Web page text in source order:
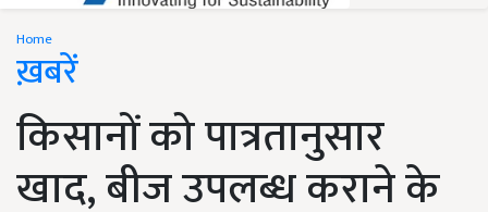
Home
ख़बरें
किसानों को पात्रतानुसार
खाद, बीज उपलब्ध कराने के